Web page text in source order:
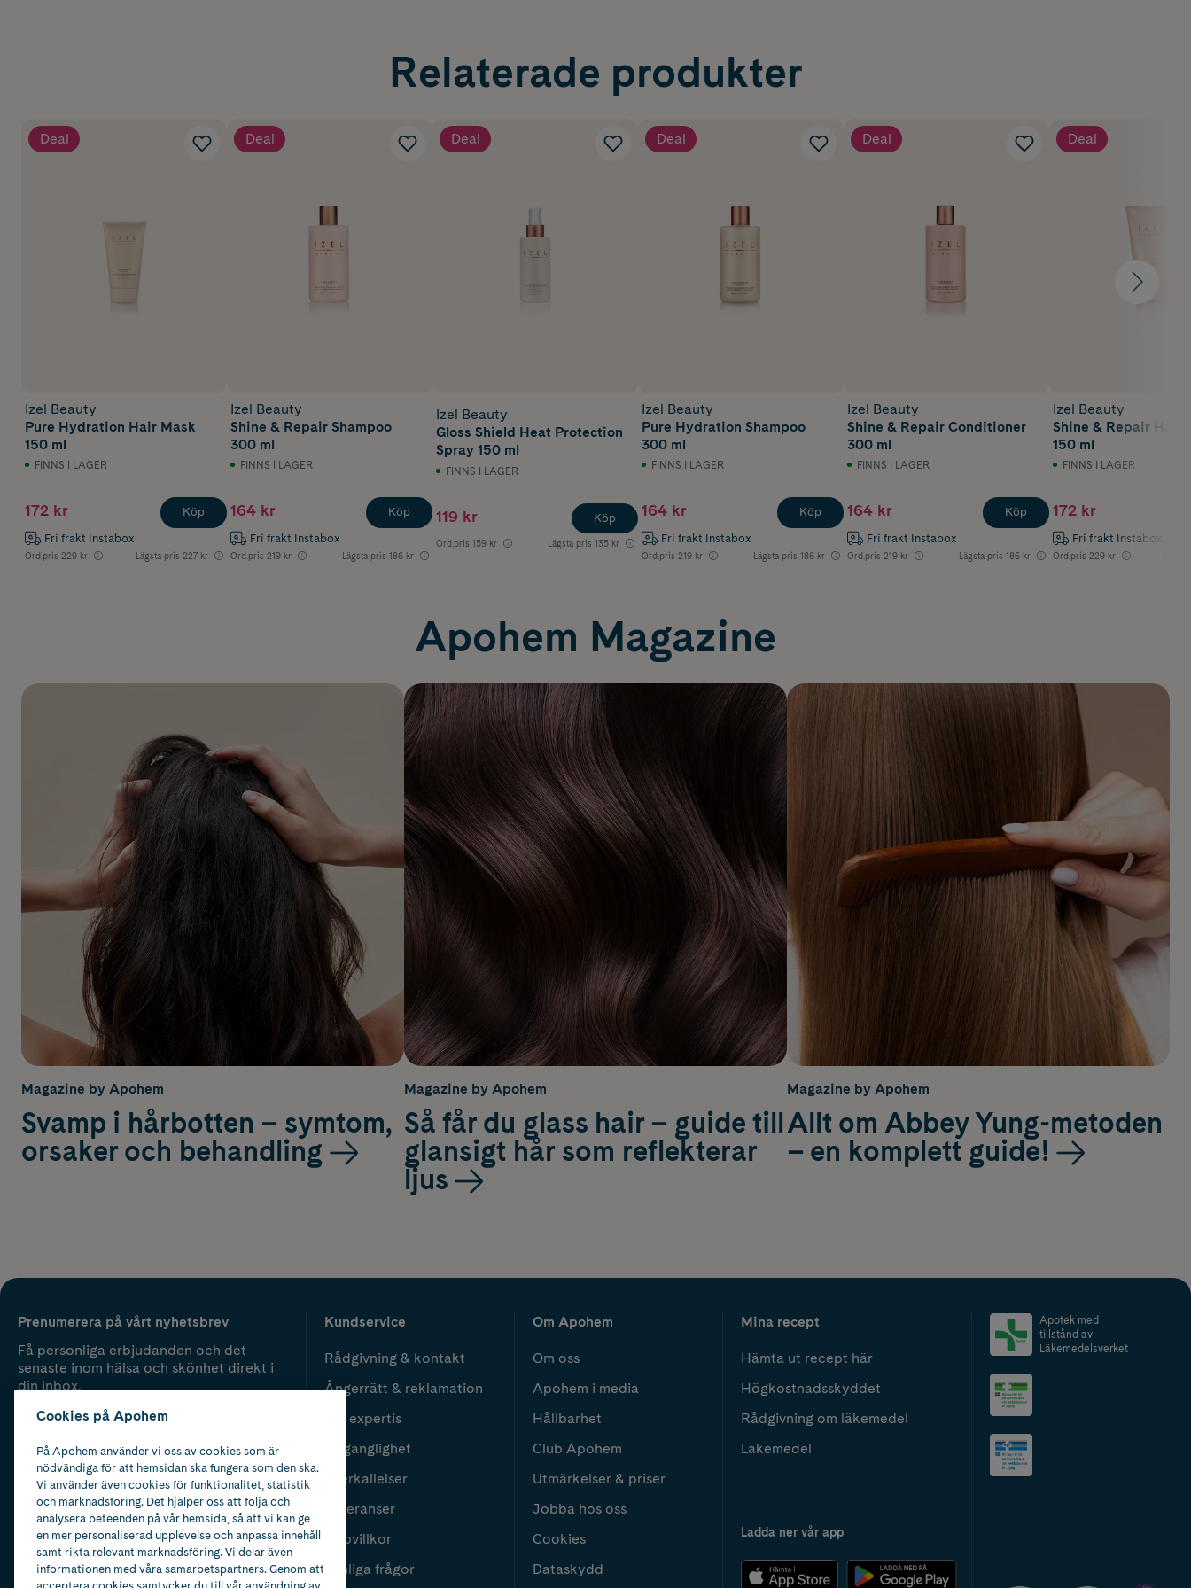
Relaterade produkter
Deal
Izel Beauty
Pure Hydration Hair Mask
150 ml
FINNS I LAGER
172 kr
Fri frakt Instabox
Ord.pris 229 kr Lägsta pris 227 kr
Köp
Deal
Izel Beauty
Shine & Repair Shampoo
300 ml
FINNS I LAGER
164 kr
Fri frakt Instabox
Ord.pris 219 kr Lägsta pris 186 kr
Köp
Deal
Izel Beauty
Gloss Shield Heat Protection
Spray 150 ml
FINNS I LAGER
119 kr
Ord.pris 159 kr Lägsta pris 135 kr
Köp
Deal
Izel Beauty
Pure Hydration Shampoo
300 ml
FINNS I LAGER
164 kr
Fri frakt Instabox
Ord.pris 219 kr Lägsta pris 186 kr
Köp
Deal
Izel Beauty
Shine & Repair Conditioner
300 ml
FINNS I LAGER
164 kr
Fri frakt Instabox
Ord.pris 219 kr Lägsta pris 186 kr
Köp
Deal
Izel Beauty
Shine & Repair Hair
150 ml
FINNS I LAGER
172 kr
Fri frakt Instabox
Ord.pris 229 kr
Apohem Magazine
Magazine by Apohem
Svamp i hårbotten – symtom,
orsaker och behandling
Magazine by Apohem
Så får du glass hair – guide till
glansigt hår som reflekterar
ljus
Magazine by Apohem
Allt om Abbey Yung-metoden
– en komplett guide!
Prenumerera på vårt nyhetsbrev
Få personliga erbjudanden och det
senaste inom hälsa och skönhet direkt i
din inbox.
Kundservice
Rådgivning & kontakt
Ångerrätt & reklamation
Vår expertis
Tillgänglighet
Återkallelser
Leveranser
Köpvillkor
Vanliga frågor
Om Apohem
Om oss
Apohem i media
Hållbarhet
Club Apohem
Utmärkelser & priser
Jobba hos oss
Cookies
Dataskydd
Mina recept
Hämta ut recept här
Högkostnadsskyddet
Rådgivning om läkemedel
Läkemedel
Ladda ner vår app
Apotek med
tillstånd av
Läkemedelsverket
Cookies på Apohem
På Apohem använder vi oss av cookies som är
nödvändiga för att hemsidan ska fungera som den ska.
Vi använder även cookies för funktionalitet, statistik
och marknadsföring. Det hjälper oss att följa och
analysera beteenden på vår hemsida, så att vi kan ge
en mer personaliserad upplevelse och anpassa innehåll
samt rikta relevant marknadsföring. Vi delar även
informationen med våra samarbetspartners. Genom att